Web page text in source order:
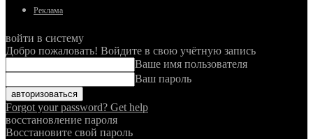
Реклама
войти в систему
Добро пожаловать! Войдите в свою учётную запись
Ваше имя пользователя
Ваш пароль
Forgot your password? Get help
восстановление пароля
Восстановите свой пароль